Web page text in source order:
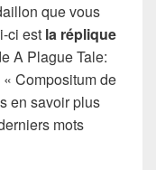
que vous
ci est la réplique
A Plague Tale:
Compositum de
en savoir plus
mots